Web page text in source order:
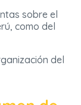
sobre el
como del
del